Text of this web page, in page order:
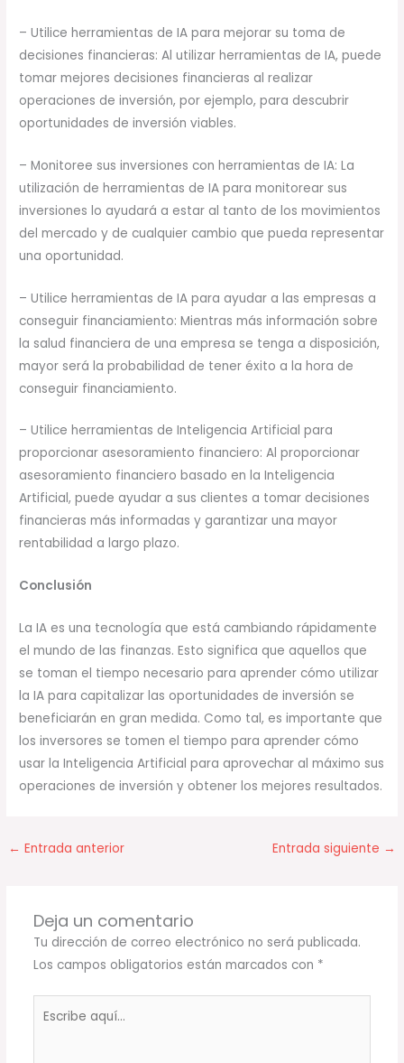
– Utilice herramientas de IA para mejorar su toma de
decisiones financieras: Al utilizar herramientas de IA, puede
tomar mejores decisiones financieras al realizar
operaciones de inversión, por ejemplo, para descubrir
oportunidades de inversión viables.
– Monitoree sus inversiones con herramientas de IA: La
utilización de herramientas de IA para monitorear sus
inversiones lo ayudará a estar al tanto de los movimientos
del mercado y de cualquier cambio que pueda representar
una oportunidad.
– Utilice herramientas de IA para ayudar a las empresas a
conseguir financiamiento: Mientras más información sobre
la salud financiera de una empresa se tenga a disposición,
mayor será la probabilidad de tener éxito a la hora de
conseguir financiamiento.
– Utilice herramientas de Inteligencia Artificial para
proporcionar asesoramiento financiero: Al proporcionar
asesoramiento financiero basado en la Inteligencia
Artificial, puede ayudar a sus clientes a tomar decisiones
financieras más informadas y garantizar una mayor
rentabilidad a largo plazo.
Conclusión
La IA es una tecnología que está cambiando rápidamente
el mundo de las finanzas. Esto significa que aquellos que
se toman el tiempo necesario para aprender cómo utilizar
la IA para capitalizar las oportunidades de inversión se
beneficiarán en gran medida. Como tal, es importante que
los inversores se tomen el tiempo para aprender cómo
usar la Inteligencia Artificial para aprovechar al máximo sus
operaciones de inversión y obtener los mejores resultados.
← Entrada anterior Entrada siguiente →
Deja un comentario
Tu dirección de correo electrónico no será publicada.
Los campos obligatorios están marcados con *